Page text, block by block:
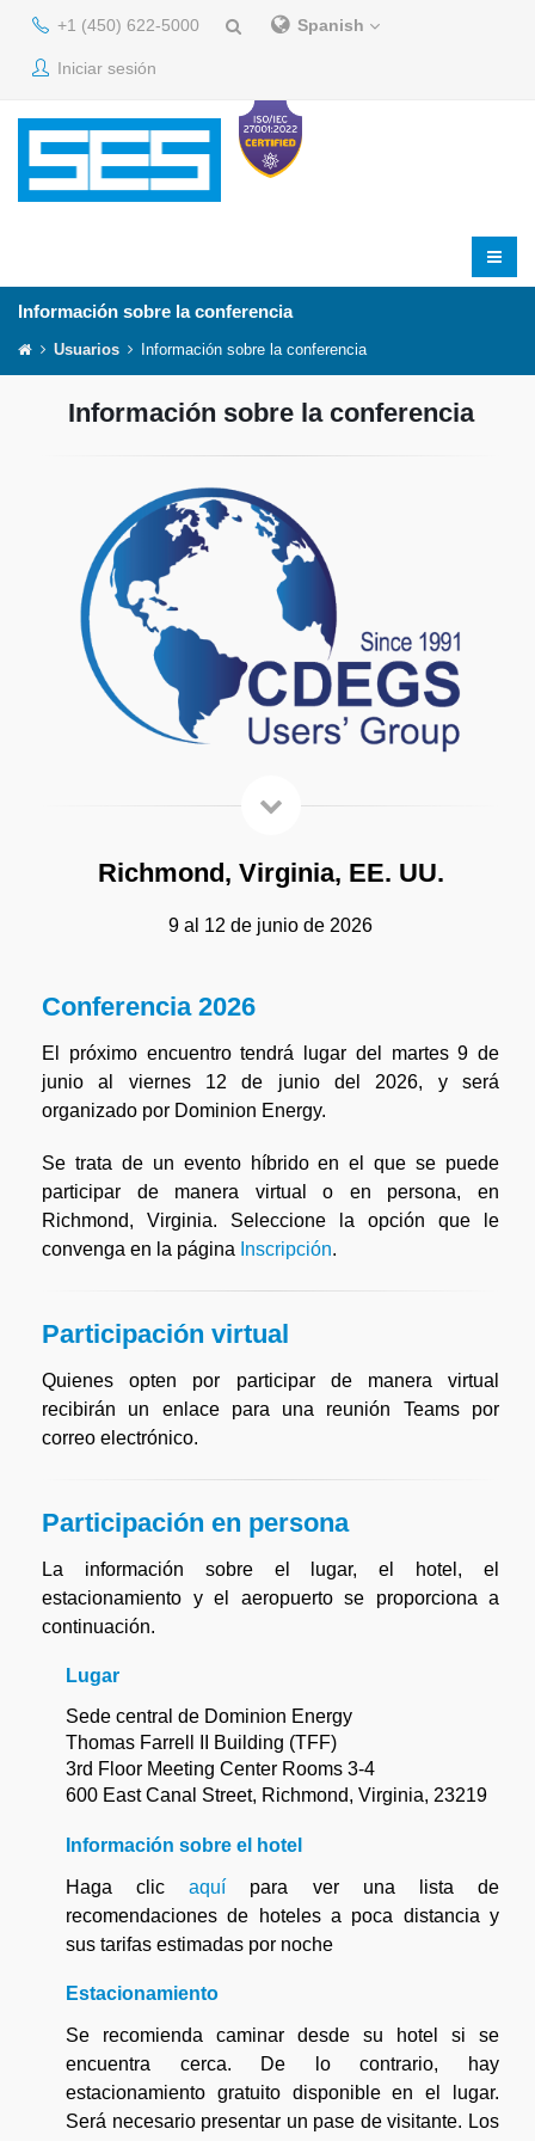
+1 (450) 622-5000 Spanish
Iniciar sesión
Información sobre la conferencia
Usuarios Información sobre la conferencia
Información sobre la conferencia
Richmond, Virginia, EE. UU.
9 al 12 de junio de 2026
Conferencia 2026
El próximo encuentro tendrá lugar del martes 9 de
junio al viernes 12 de junio del 2026, y será
organizado por Dominion Energy.
Se trata de un evento híbrido en el que se puede
participar de manera virtual o en persona, en
Richmond, Virginia. Seleccione la opción que le
convenga en la página Inscripción.
Participación virtual
Quienes opten por participar de manera virtual
recibirán un enlace para una reunión Teams por
correo electrónico.
Participación en persona
La información sobre el lugar, el hotel, el
estacionamiento y el aeropuerto se proporciona a
continuación.
Lugar
Sede central de Dominion Energy
Thomas Farrell II Building (TFF)
3rd Floor Meeting Center Rooms 3-4
600 East Canal Street, Richmond, Virginia, 23219
Información sobre el hotel
Haga clicaquí para ver una lista de
recomendaciones de hoteles a poca distancia y
sus tarifas estimadas por noche
Estacionamiento
Se recomienda caminar desde su hotel si se
encuentra cerca. De lo contrario, hay
estacionamiento gratuito disponible en el lugar.
Será necesario presentar un pase de visitante. Los